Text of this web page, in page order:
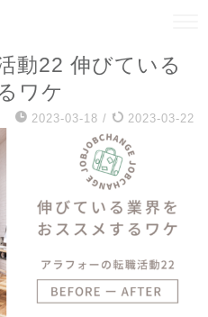
動22 伸びている
ワケ
2023-03-18 / 2023-03-22